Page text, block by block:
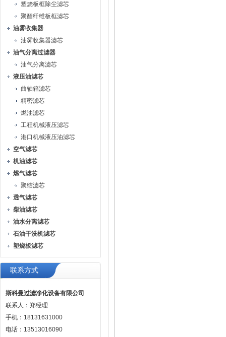
塑烧板框除尘滤芯
聚酯纤维板框滤芯
油雾收集器
油雾收集器滤芯
油气分离过滤器
油气分离滤芯
液压油滤芯
曲轴箱滤芯
精密滤芯
燃油滤芯
工程机械液压滤芯
港口机械液压油滤芯
空气滤芯
机油滤芯
燃气滤芯
聚结滤芯
透气滤芯
柴油滤芯
油水分离滤芯
石油干洗机滤芯
塑烧板滤芯
联系方式
斯科曼过滤净化设备有限公司
联系人：郑经理
手机：18131631000
电话：13513016090